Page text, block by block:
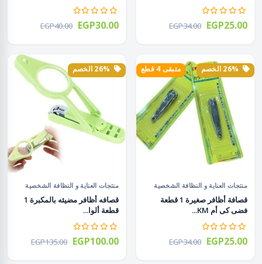
EGP34.00 EGP25.00
EGP40.00 EGP30.00
متبقى 4 قطع
منتجات العناية و النظافة الشخصية
قصافة أظافر صغيرة 1 قطعة
فضى كى أم KM...
EGP34.00 EGP25.00
منتجات العناية و النظافة الشخصية
قصافه أظافر مضيئه بالمكبرة 1
قطعة ألوا...
EGP135.00 EGP100.00